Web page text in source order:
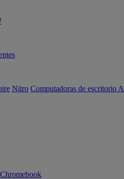
Nitro Computadoras de escritorio